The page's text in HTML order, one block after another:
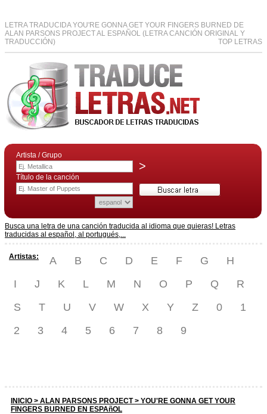
LETRA TRADUCIDA YOU'RE GONNA GET YOUR FINGERS BURNED DE
ALAN PARSONS PROJECT AL ESPAÑOL (LETRA CANCIÓN ORIGINAL Y
TRADUCCIÓN)
TOP LETRAS
Artista / Grupo
>
Título de la canción
Busca una letra de una canción traducida al idioma que quieras! Letras
traducidas al español, al portugués,...
Artistas: A B C D E F G
H
I
J K L M N O P Q
R
S
T U V W X Y Z 0
1
2
3 4 5 6 7 8 9
INICIO > ALAN PARSONS PROJECT> YOU'RE GONNA GET YOUR
FINGERS BURNED EN ESPAñOL